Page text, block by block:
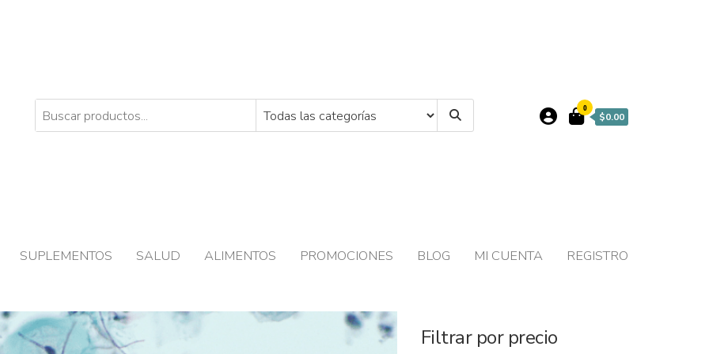
0
$0.00
SUPLEMENTOS SALUD ALIMENTOS PROMOCIONES BLOG MI CUENTA REGISTRO
Filtrar por precio